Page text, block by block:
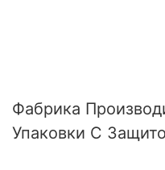
Фабрика
Упаковки С